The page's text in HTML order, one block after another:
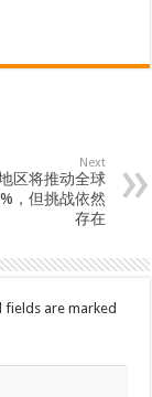
Next
区将推动全球
，但挑战依然
存在
fields are marked